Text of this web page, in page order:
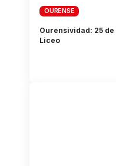
OURENSE
Ourensividad: 25
Liceo